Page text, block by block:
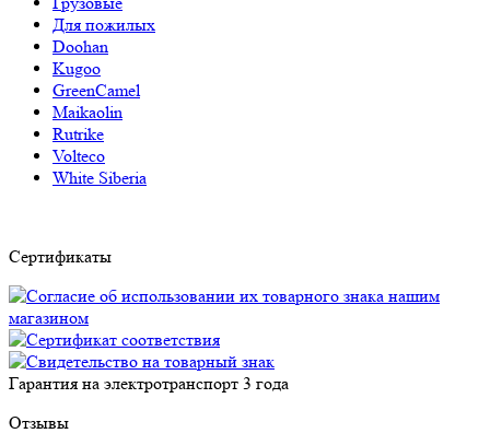
Для пожилых
Doohan
Kugoo
GreenCamel
Maikaolin
Rutrike
Volteco
White Siberia
Сертификаты
Гарантия на электротранспорт 3 года
Отзывы